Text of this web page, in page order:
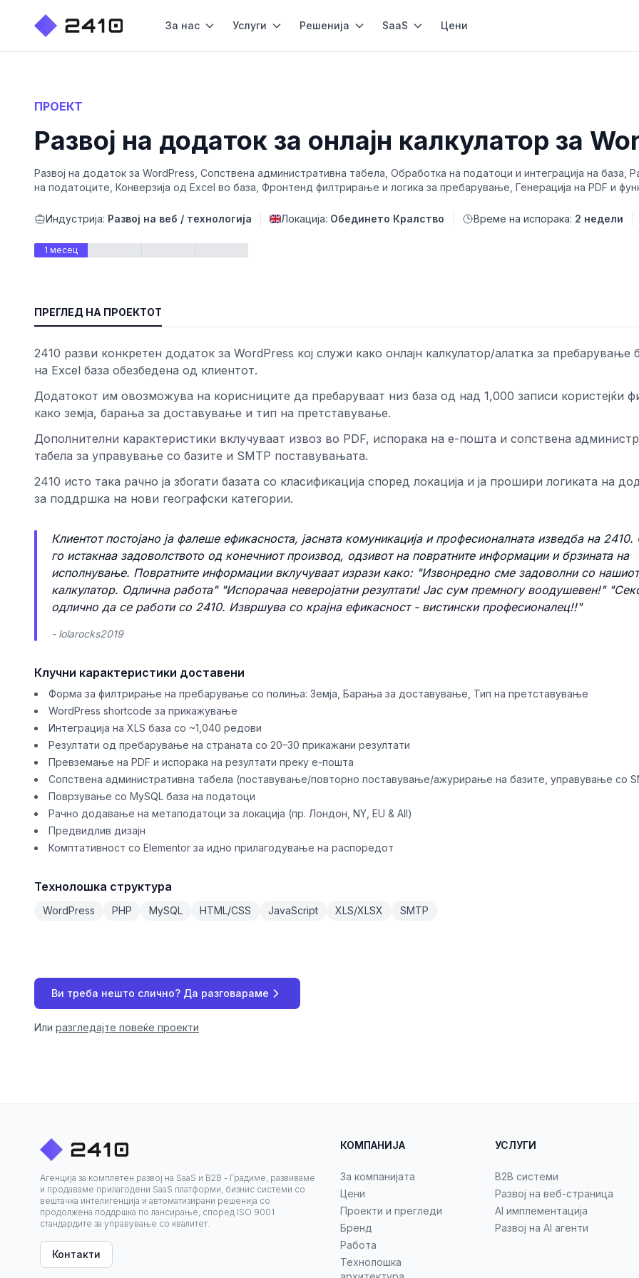
За нас Услуги Решенија SaaS Цени
ПРОЕКТ
Развој на додаток за онлајн калкулатор за
Развој на додаток за WordPress, Сопствена административна табела, Обработка на податоци и интеграција на база,
на податоците, Конверзија од Excel во база, Фронтенд филтрирање и логика за пребарување, Генерација на PDF и
Индустрија: Развој на веб / технологија Локација: Обединето Кралство Време на испорака: 2 недели
1 месец
ПРЕГЛЕД НА ПРОЕКТОТ
2410 разви конкретен додаток за WordPress кој служи како онлајн калкулатор/алатка за пребарување
на Excel база обезбедена од клиентот.
Додатокот им овозможува на корисниците да пребаруваат низ база од над 1,000 записи користејќи
како земја, барања за доставување и тип на претставување.
Дополнителни карактеристики вклучуваат извоз во PDF, испорака на е-пошта и сопствена
табела за управување со базите и SMTP поставувањата.
2410 исто така рачно ја збогати базата со класификација според локација и ја прошири логиката на
за поддршка на нови географски категории.
Клиентот постојано ја фалеше ефикасноста, јасната комуникација и професионалната изведба на
го истакнаа задоволството од конечниот производ, одзивот на повратните информации и брзината на
исполнување. Повратните информации вклучуваат изрази како: "Извонредно сме задоволни со нашиот
калкулатор. Одлична работа" "Испорачаа неверојатни резултати! Јас сум премногу воодушевен!"
одлично да се работи со 2410. Извршува со крајна ефикасност - вистински професионалец!!"
- lolarocks2019
Клучни карактеристики доставени
Форма за филтрирање на пребарување со полиња: Земја, Барања за доставување, Тип на претставување
WordPress shortcode за прикажување
Интеграција на XLS база со ~1,040 редови
Резултати од пребарување на страната со 20–30 прикажани резултати
Превземање на PDF и испорака на резултати преку е-пошта
Сопствена административна табела (поставување/повторно поставување/ажурирање на базите, управување со
Поврзување со MySQL база на податоци
Рачно додавање на метаподатоци за локација (пр. Лондон, NY, EU & All)
Предвидлив дизајн
Комптативност со Elementor за идно прилагодување на распоредот
Технолошка структура
WordPress PHP MySQL HTML/CSS JavaScript XLS/XLSX SMTP
Ви треба нешто слично? Да разговараме
Или разгледајте повеќе проекти
Агенција за комплетен развој на SaaS и B2B - Градиме, развиваме
и продаваме прилагодени SaaS платформи, бизнис системи со
вештачка интелигенција и автоматизирани решенија со
продолжена поддршка по лансирање, според ISO 9001
стандардите за управување со квалитет.
Контакти
КОМПАНИЈА
За компанијата
Цени
Проекти и прегледи
Бренд
Работа
Технолошка
УСЛУГИ
B2B системи
Развој на веб-страница
AI имплементација
Развој на AI агенти